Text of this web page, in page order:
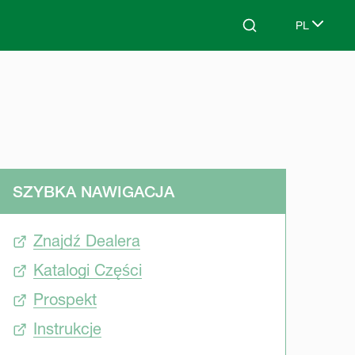
Search PL
Select
SZYBKA NAWIGACJA
Znajdź Dealera
Katalogi Części
Prospekt
Instrukcje